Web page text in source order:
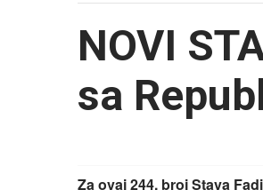
NOVI
sa
Za ovaj 244. broj Stava